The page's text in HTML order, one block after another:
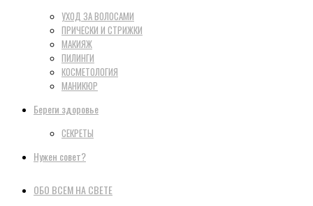
УХОД ЗА ВОЛОСАМИ
ПРИЧЕСКИ И СТРИЖКИ
МАКИЯЖ
ПИЛИНГИ
КОСМЕТОЛОГИЯ
МАНИКЮР
Береги здоровье
СЕКРЕТЫ
Нужен совет?
ОБО ВСЕМ НА СВЕТЕ